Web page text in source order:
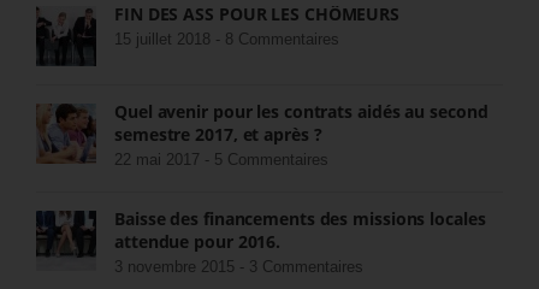
FIN DES ASS POUR LES CHÔMEURS
15 juillet 2018 - 8 Commentaires
Quel avenir pour les contrats aidés au second
semestre 2017, et après ?
22 mai 2017 - 5 Commentaires
Baisse des financements des missions locales
attendue pour 2016.
3 novembre 2015 - 3 Commentaires